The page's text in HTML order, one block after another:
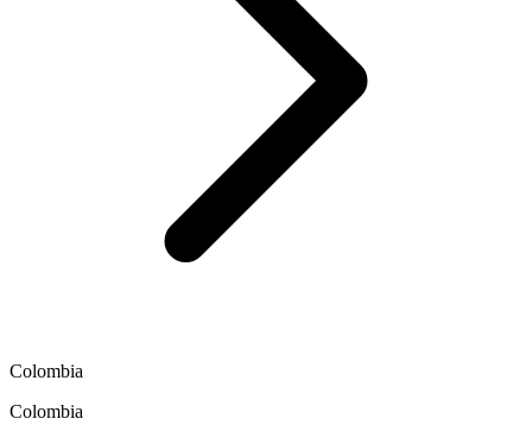
Colombia
Colombia